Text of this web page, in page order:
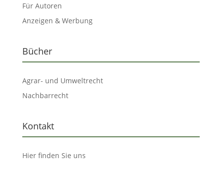
Für Autoren
Anzeigen & Werbung
Bücher
Agrar- und Umweltrecht
Nachbarrecht
Kontakt
Hier finden Sie uns